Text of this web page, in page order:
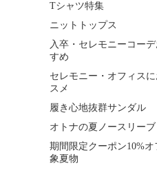
Tシャツ特集
ニットトップス
入卒・セレモニーコー
すめ
セレモニー・オフィスに
スメ
履き心地抜群サンダル
オトナの夏ノースリーブ
期間限定クーポン10%オ
象夏物